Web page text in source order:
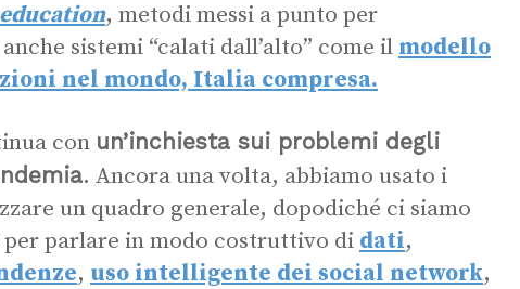
, metodi messi a punto per
sistemi “calati dall’alto” come il modello
nel mondo, Italia compresa.
con un’inchiesta sui problemi degli
. Ancora una volta, abbiamo usato i
un quadro generale, dopodiché ci siamo
parlare in modo costruttivo di dati,
, uso intelligente dei social network,